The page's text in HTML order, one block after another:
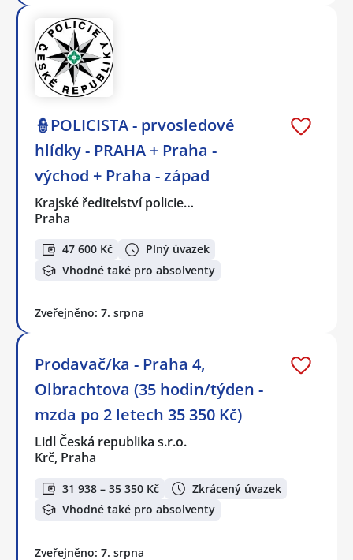
👮POLICISTA - prvosledové
hlídky - PRAHA + Praha -
východ + Praha - západ
Krajské ředitelství policie…
Praha
47 600 Kč
Plný úvazek
Vhodné také pro absolventy
Zveřejněno: 7. srpna
Prodavač/ka - Praha 4,
Olbrachtova (35 hodin/týden -
mzda po 2 letech 35 350 Kč)
Lidl Česká republika s.r.o.
Krč, Praha
31 938 – 35 350 Kč
Zkrácený úvazek
Vhodné také pro absolventy
Zveřejněno: 7. srpna